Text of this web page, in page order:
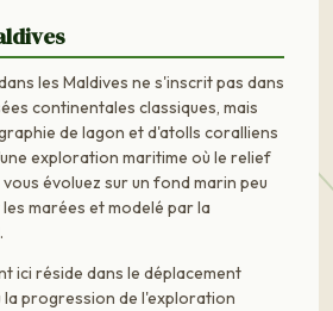
les Maldives ne s'inscrit pas dans
continentales classiques, mais
de lagon et d'atolls coralliens
exploration maritime où le relief
évoluez sur un fond marin peu
marées et modelé par la
ici réside dans le déplacement
la progression de l'exploration